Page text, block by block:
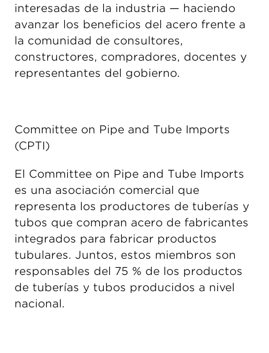
interesadas de la industria — haciendo
avanzar los beneficios del acero frente a
la comunidad de consultores,
constructores, compradores, docentes y
representantes del gobierno.
Committee on Pipe and Tube Imports
(CPTI)
El Committee on Pipe and Tube Imports
es una asociación comercial que
representa los productores de tuberías y
tubos que compran acero de fabricantes
integrados para fabricar productos
tubulares. Juntos, estos miembros son
responsables del 75 % de los productos
de tuberías y tubos producidos a nivel
nacional.